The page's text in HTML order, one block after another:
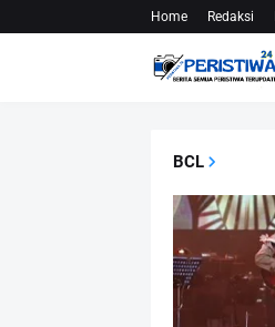
Home Redaksi
BCL